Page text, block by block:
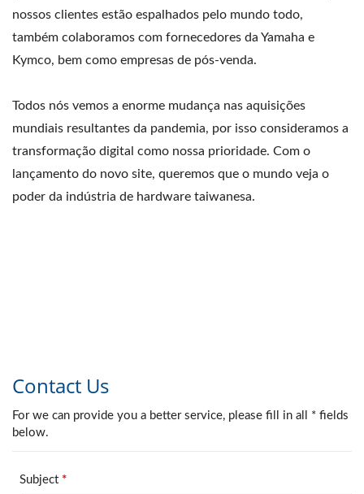
nossos clientes estão espalhados pelo mundo todo,
também colaboramos com fornecedores da Yamaha e
Kymco, bem como empresas de pós-venda.
Todos nós vemos a enorme mudança nas aquisições
mundiais resultantes da pandemia, por isso consideramos a
transformação digital como nossa prioridade. Com o
lançamento do novo site, queremos que o mundo veja o
poder da indústria de hardware taiwanesa.